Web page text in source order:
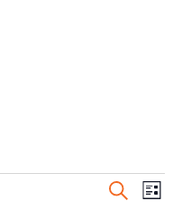
Recherche
Recherche
Liste